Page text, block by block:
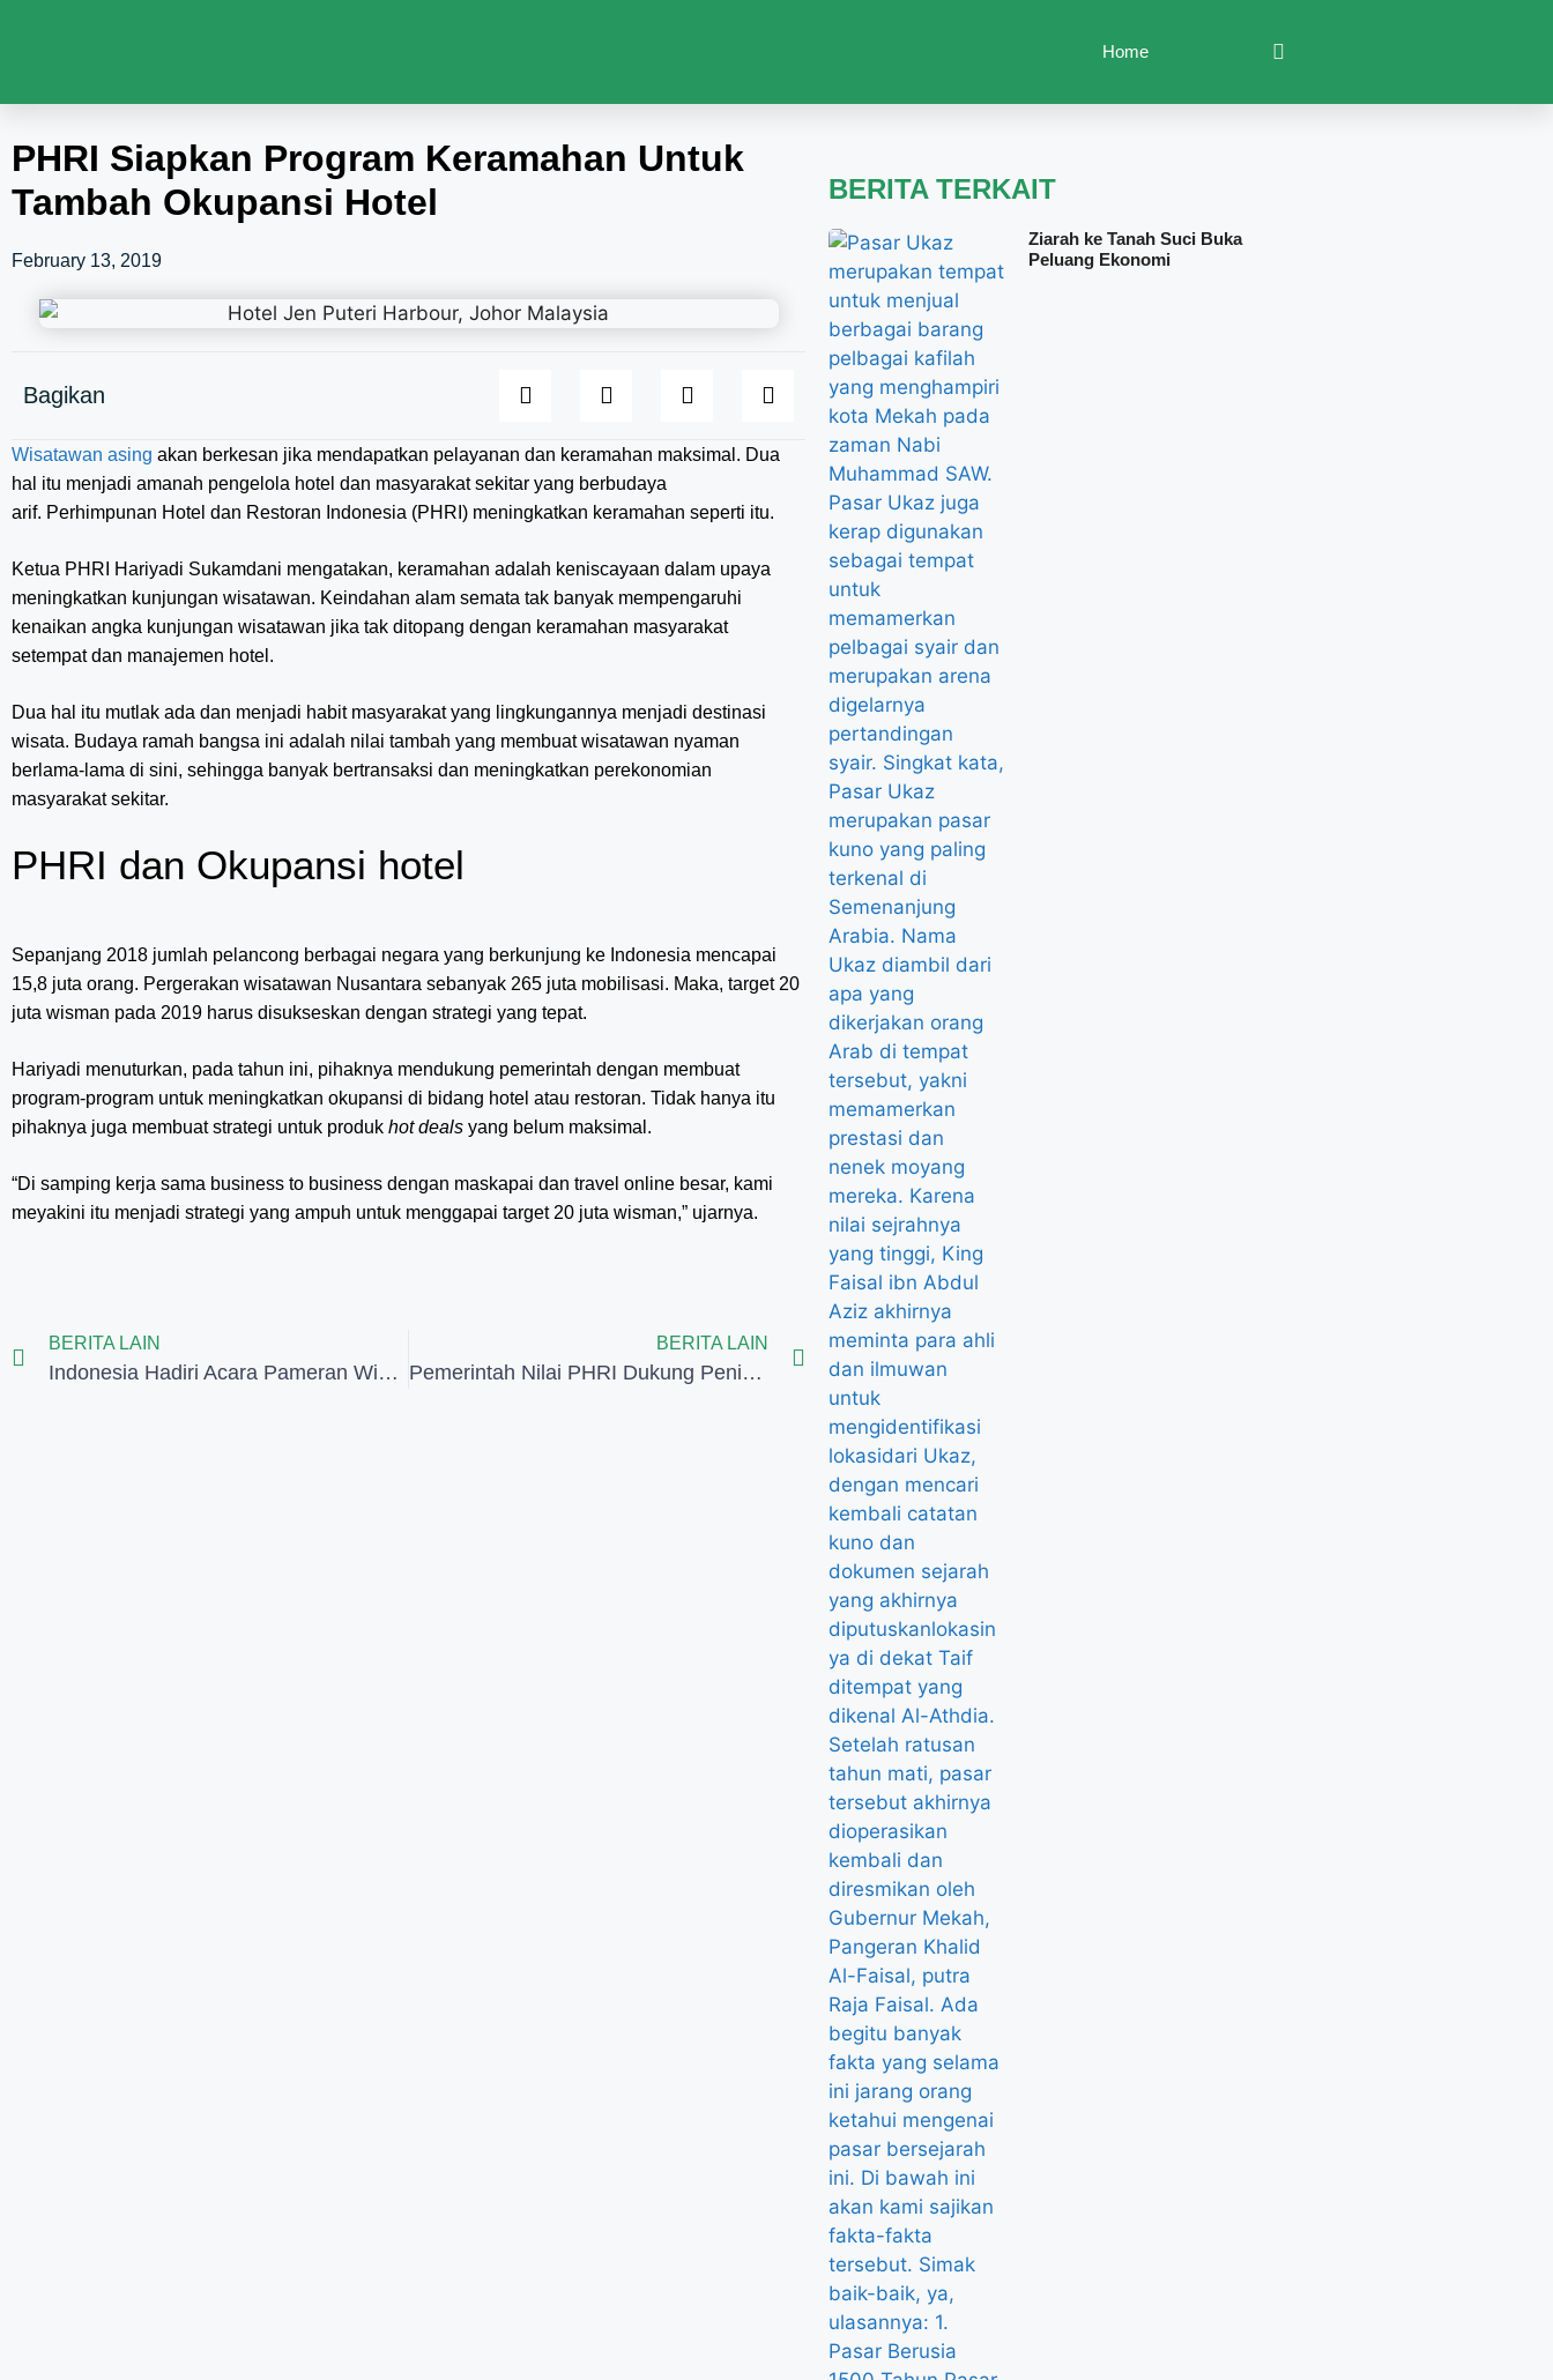
Home
PHRI Siapkan Program Keramahan Untuk
Tambah Okupansi Hotel
February 13, 2019
Bagikan
Wisatawan asing akan berkesan jika mendapatkan pelayanan dan keramahan maksimal. Dua
hal itu menjadi amanah pengelola hotel dan masyarakat sekitar yang berbudaya
arif. Perhimpunan Hotel dan Restoran Indonesia (PHRI) meningkatkan keramahan seperti itu.
Ketua PHRI Hariyadi Sukamdani mengatakan, keramahan adalah keniscayaan dalam upaya
meningkatkan kunjungan wisatawan. Keindahan alam semata tak banyak mempengaruhi
kenaikan angka kunjungan wisatawan jika tak ditopang dengan keramahan masyarakat
setempat dan manajemen hotel.
Dua hal itu mutlak ada dan menjadi habit masyarakat yang lingkungannya menjadi destinasi
wisata. Budaya ramah bangsa ini adalah nilai tambah yang membuat wisatawan nyaman
berlama-lama di sini, sehingga banyak bertransaksi dan meningkatkan perekonomian
masyarakat sekitar.
PHRI dan Okupansi hotel
Sepanjang 2018 jumlah pelancong berbagai negara yang berkunjung ke Indonesia mencapai
15,8 juta orang. Pergerakan wisatawan Nusantara sebanyak 265 juta mobilisasi. Maka, target 20
juta wisman pada 2019 harus disukseskan dengan strategi yang tepat.
Hariyadi menuturkan, pada tahun ini, pihaknya mendukung pemerintah dengan membuat
program-program untuk meningkatkan okupansi di bidang hotel atau restoran. Tidak hanya itu
pihaknya juga membuat strategi untuk produk hot deals yang belum maksimal.
“Di samping kerja sama business to business dengan maskapai dan travel online besar, kami
meyakini itu menjadi strategi yang ampuh untuk menggapai target 20 juta wisman,” ujarnya.
BERITA LAIN
Indonesia Hadiri Acara Pameran Wisata Jaring Pelancong Arab
BERITA LAIN
Pemerintah Nilai PHRI Dukung Peningkatan Kunjungan Wisatawan
BERITA TERKAIT
Ziarah ke Tanah Suci Buka
Peluang Ekonomi